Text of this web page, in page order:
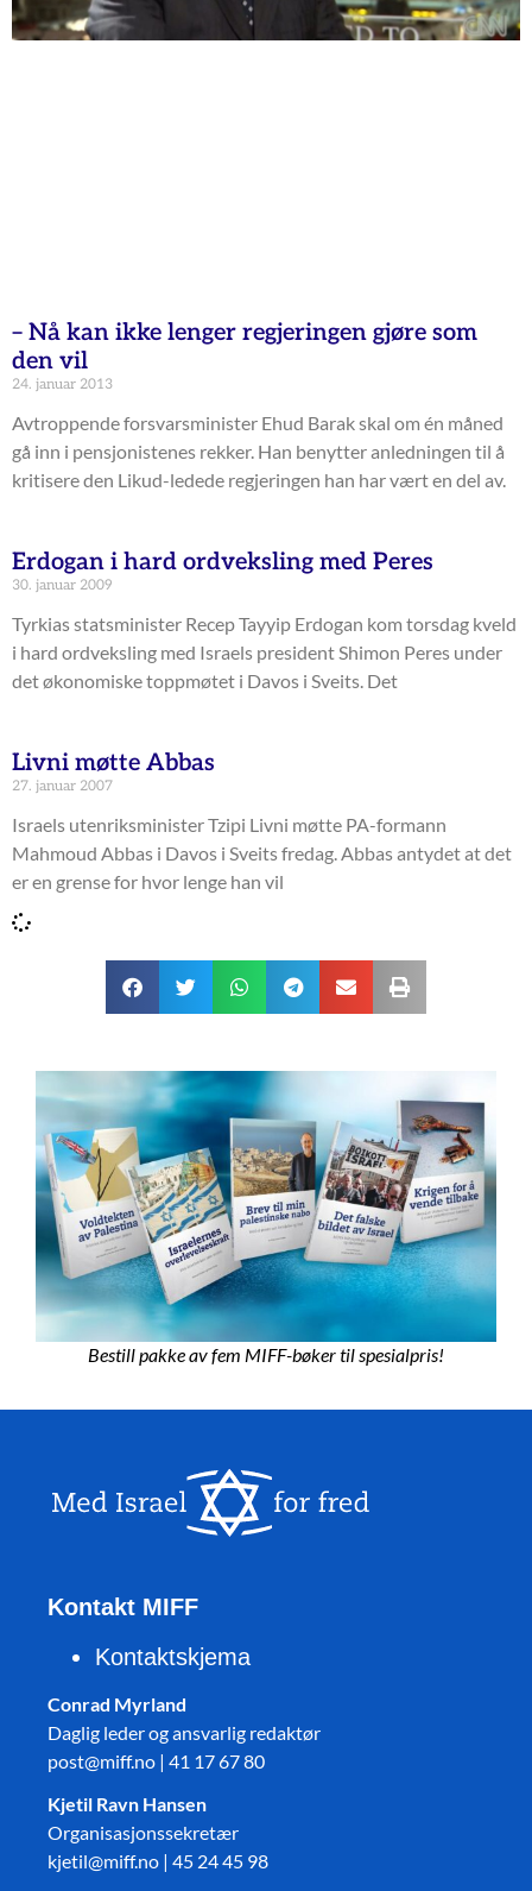
– Nå kan ikke lenger regjeringen gjøre som
den vil
24. januar 2013
Avtroppende forsvarsminister Ehud Barak skal om én måned
gå inn i pensjonistenes rekker. Han benytter anledningen til å
kritisere den Likud-ledede regjeringen han har vært en del av.
Erdogan i hard ordveksling med Peres
30. januar 2009
Tyrkias statsminister Recep Tayyip Erdogan kom torsdag kveld
i hard ordveksling med Israels president Shimon Peres under
det økonomiske toppmøtet i Davos i Sveits. Det
Livni møtte Abbas
27. januar 2007
Israels utenriksminister Tzipi Livni møtte PA-formann
Mahmoud Abbas i Davos i Sveits fredag. Abbas antydet at det
er en grense for hvor lenge han vil
Bestill pakke av fem MIFF-bøker til spesialpris!
Kontakt MIFF
Kontaktskjema
Conrad Myrland
Daglig leder og ansvarlig redaktør
post@miff.no | 41 17 67 80
Kjetil Ravn Hansen
Organisasjonssekretær
kjetil@miff.no | 45 24 45 98